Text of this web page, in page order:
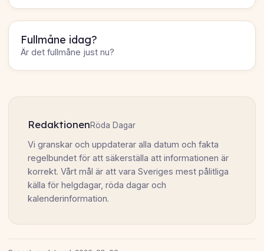
Fullmåne idag?
Är det fullmåne just nu?
RedaktionenRöda Dagar
Vi granskar och uppdaterar alla datum och fakta
regelbundet för att säkerställa att informationen är
korrekt. Vårt mål är att vara Sveriges mest pålitliga
källa för helgdagar, röda dagar och
kalenderinformation.